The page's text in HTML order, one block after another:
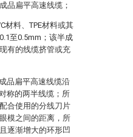
品扁平高速线缆；
材料、TPE材料或其
至0.5mm；该半成
有的线缆挤管或充
品扁平高速线缆沿
称的两半线缆；所
合使用的分线刀片
模之间的距离，所
逐渐增大的环形凹